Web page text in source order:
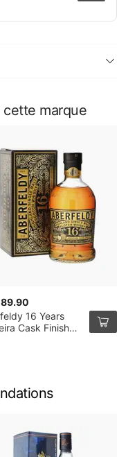
cette marque
89.90
16 Years
Cask Finish
70cl